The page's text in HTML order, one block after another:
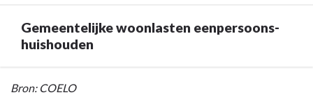
Gemiddelde
WOZ
Gemeentelijke woonlasten eenpersoons-
huishouden
TerugBron: COELO